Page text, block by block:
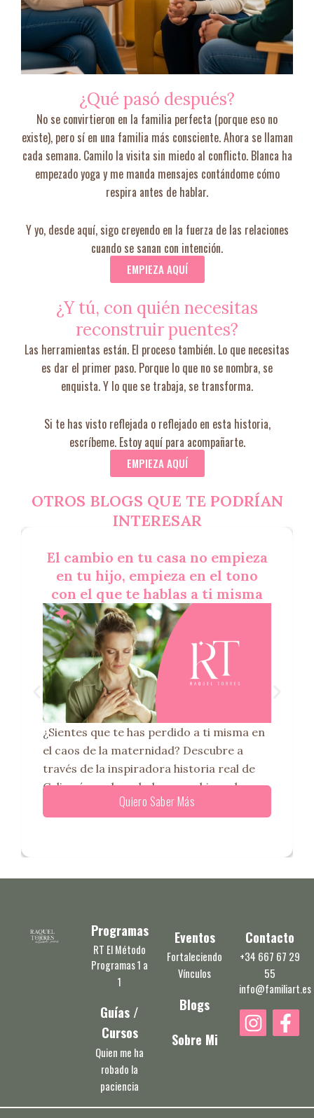
¿Qué pasó después?
No se convirtieron en la familia perfecta (porque eso no
existe), pero sí en una familia más consciente. Ahora se llaman
cada semana. Camilo la visita sin miedo al conflicto. Blanca ha
empezado yoga y me manda mensajes contándome cómo
respira antes de hablar.
Y yo, desde aquí, sigo creyendo en la fuerza de las relaciones
cuando se sanan con intención.
EMPIEZA AQUÍ
¿Y tú, con quién necesitas
reconstruir puentes?
Las herramientas están. El proceso también. Lo que necesitas
es dar el primer paso. Porque lo que no se nombra, se
enquista. Y lo que se trabaja, se transforma.
Si te has visto reflejada o reflejado en esta historia,
escríbeme. Estoy aquí para acompañarte.
EMPIEZA AQUÍ
OTROS BLOGS QUE TE PODRÍAN
INTERESAR
El cambio en tu casa no empieza
en tu hijo, empieza en el tono
con el que te hablas a ti misma
¿Sientes que te has perdido a ti misma en
el caos de la maternidad? Descubre a
través de la inspiradora historia real de
Celia cómo el verdadero cambio en la
Quiero Saber Más
Programas
RT El Método
Programas 1 a
1
Guías /
Cursos
Quien me ha
robado la
paciencia
Eventos
Fortaleciendo
Vínculos
Blogs
Sobre Mi
Contacto
+34 667 67 29
55
info@familiart.es
I
n
g
F
a
o